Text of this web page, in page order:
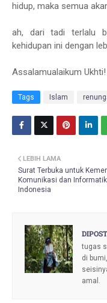
hidup, maka semua
ah, dari tadi terlalu
kehidupan ini dengan
Assalamualaikum Ukhti!
Tags Islam
LEBIH LAMA
Surat Terbuka untuk
Komunikasi dan
Indonesia
tugas
di
amal.